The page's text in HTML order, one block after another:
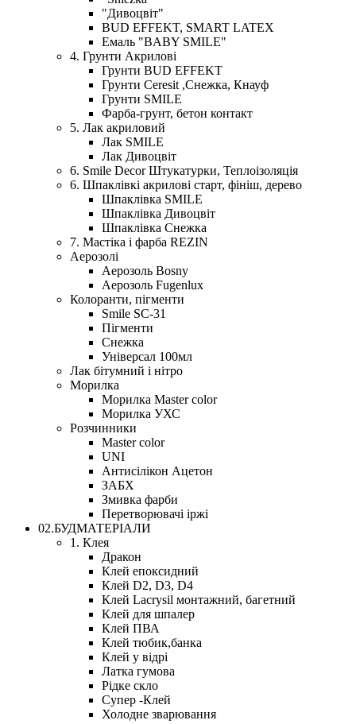
"Дивоцвіт"
BUD EFFEKT, SMART LATEX
Емаль "BABY SMILE"
4. Грунти Акрилові
Грунти BUD EFFEKT
Грунти Ceresit ,Снежка, Кнауф
Грунти SMILE
Фарба-грунт, бетон контакт
5. Лак акриловий
Лак SMILE
Лак Дивоцвіт
6. Smile Decor Штукатурки, Теплоізоляція
6. Шпаклівкі акрилові старт, фініш, дерево
Шпаклівка SMILE
Шпаклівка Дивоцвіт
Шпаклівка Снежка
7. Мастіка і фарба REZIN
Аерозолі
Аерозоль Bosny
Аерозоль Fugenlux
Колоранти, пігменти
Smile SC-31
Пігменти
Снежка
Універсал 100мл
Лак бітумний і нітро
Морилка
Морилка Master color
Морилка УХС
Розчинники
Master color
UNI
Антисілікон Ацетон
ЗАБХ
Змивка фарби
Перетворювачі іржі
02.БУДМАТЕРІАЛИ
1. Клея
Дракон
Клей епоксидний
Клей D2, D3, D4
Клей Lacrysil монтажний, багетний
Клей для шпалер
Клей ПВА
Клей тюбик,банка
Клей у відрі
Латка гумова
Рідке скло
Супер -Клей
Холодне зварювання